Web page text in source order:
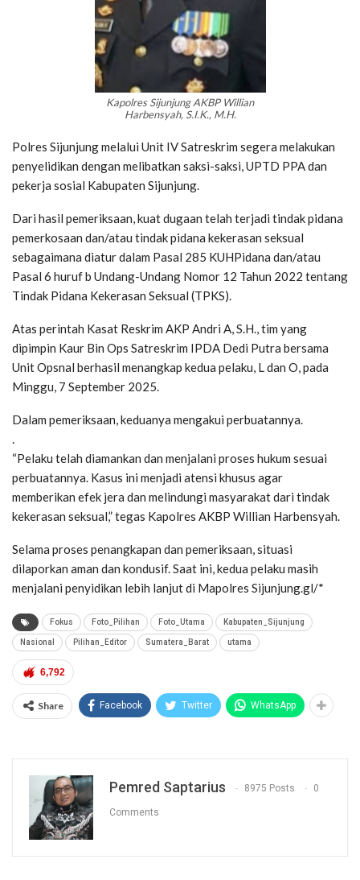
Kapolres Sijunjung AKBP Willian
Harbensyah, S.I.K., M.H.
Polres Sijunjung melalui Unit IV Satreskrim segera melakukan
penyelidikan dengan melibatkan saksi-saksi, UPTD PPA dan
pekerja sosial Kabupaten Sijunjung.
Dari hasil pemeriksaan, kuat dugaan telah terjadi tindak pidana
pemerkosaan dan/atau tindak pidana kekerasan seksual
sebagaimana diatur dalam Pasal 285 KUHPidana dan/atau
Pasal 6 huruf b Undang-Undang Nomor 12 Tahun 2022 tentang
Tindak Pidana Kekerasan Seksual (TPKS).
Atas perintah Kasat Reskrim AKP Andri A, S.H., tim yang
dipimpin Kaur Bin Ops Satreskrim IPDA Dedi Putra bersama
Unit Opsnal berhasil menangkap kedua pelaku, L dan O, pada
Minggu, 7 September 2025.
Dalam pemeriksaan, keduanya mengakui perbuatannya.
.
“Pelaku telah diamankan dan menjalani proses hukum sesuai
perbuatannya. Kasus ini menjadi atensi khusus agar
memberikan efek jera dan melindungi masyarakat dari tindak
kekerasan seksual,” tegas Kapolres AKBP Willian Harbensyah.
Selama proses penangkapan dan pemeriksaan, situasi
dilaporkan aman dan kondusif. Saat ini, kedua pelaku masih
menjalani penyidikan lebih lanjut di Mapolres Sijunjung.gl/*
Fokus Foto_Pilihan Foto_Utama Kabupaten_Sijunjung
Nasional Pilihan_Editor Sumatera_Barat utama
6,792
Share Facebook Twitter WhatsApp
Pemred Saptarius 8975 Posts 0
Comments